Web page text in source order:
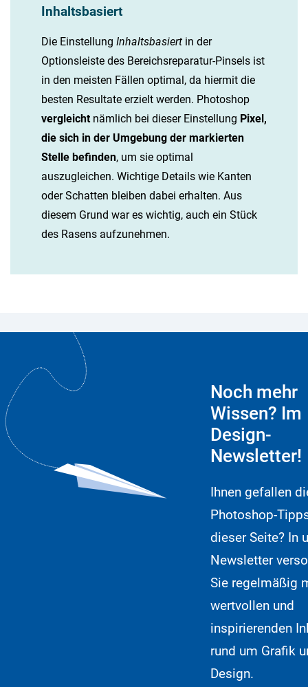
Inhaltsbasiert
Die Einstellung Inhaltsbasiert in der
Optionsleiste des Bereichsreparatur-Pinsels ist
in den meisten Fällen optimal, da hiermit die
besten Resultate erzielt werden. Photoshop
vergleichtnämlich bei dieser Einstellung Pixel,
die sich in der Umgebung der markierten
Stelle befinden, um sie optimal
auszugleichen. Wichtige Details wie Kanten
oder Schatten bleiben dabei erhalten. Aus
diesem Grund war es wichtig, auch ein Stück
des Rasens aufzunehmen.
Noch mehr
Wissen? Im
Design-
Newsletter!
Ihnen gefallen
Photoshop-
dieser Seite? In
Newsletter
Sie regelmäßig
wertvollen und
inspirierenden
rund um Grafik
Design.